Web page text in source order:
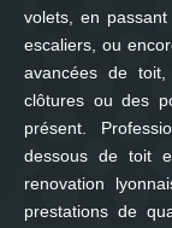
volets, en
escaliers, ou
avancées de
clôtures ou des
présent.
dessous de toit
renovation
prestations de